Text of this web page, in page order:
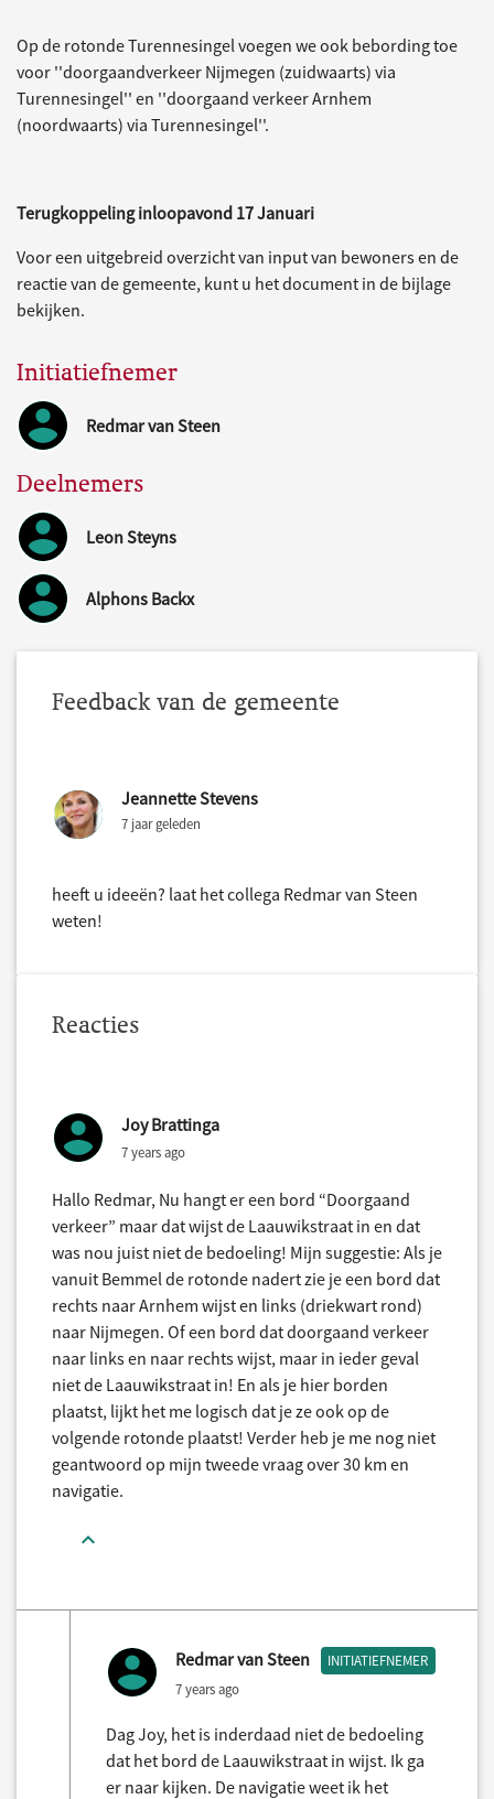
Op de rotonde Turennesingel voegen we ook bebording toe
voor ''doorgaandverkeer Nijmegen (zuidwaarts) via
Turennesingel'' en ''doorgaand verkeer Arnhem
(noordwaarts) via Turennesingel''.
Terugkoppeling inloopavond 17 Januari
Voor een uitgebreid overzicht van input van bewoners en de
reactie van de gemeente, kunt u het document in de bijlage
bekijken.
Initiatiefnemer
Redmar van Steen
Deelnemers
Leon Steyns
Alphons Backx
Feedback van de gemeente
Jeannette Stevens
7 jaar geleden
heeft u ideeën? laat het collega Redmar van Steen
weten!
Reacties
Joy Brattinga
7 years ago
Hallo Redmar, Nu hangt er een bord “Doorgaand
verkeer” maar dat wijst de Laauwikstraat in en dat
was nou juist niet de bedoeling! Mijn suggestie: Als je
vanuit Bemmel de rotonde nadert zie je een bord dat
rechts naar Arnhem wijst en links (driekwart rond)
naar Nijmegen. Of een bord dat doorgaand verkeer
naar links en naar rechts wijst, maar in ieder geval
niet de Laauwikstraat in! En als je hier borden
plaatst, lijkt het me logisch dat je ze ook op de
volgende rotonde plaatst! Verder heb je me nog niet
geantwoord op mijn tweede vraag over 30 km en
navigatie.
Redmar van Steen INITIATIEFNEMER
7 years ago
Dag Joy, het is inderdaad niet de bedoeling
dat het bord de Laauwikstraat in wijst. Ik ga
er naar kijken. De navigatie weet ik het